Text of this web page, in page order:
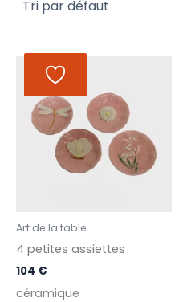
Art de la table
4 petites assiettes
104 €
céramique